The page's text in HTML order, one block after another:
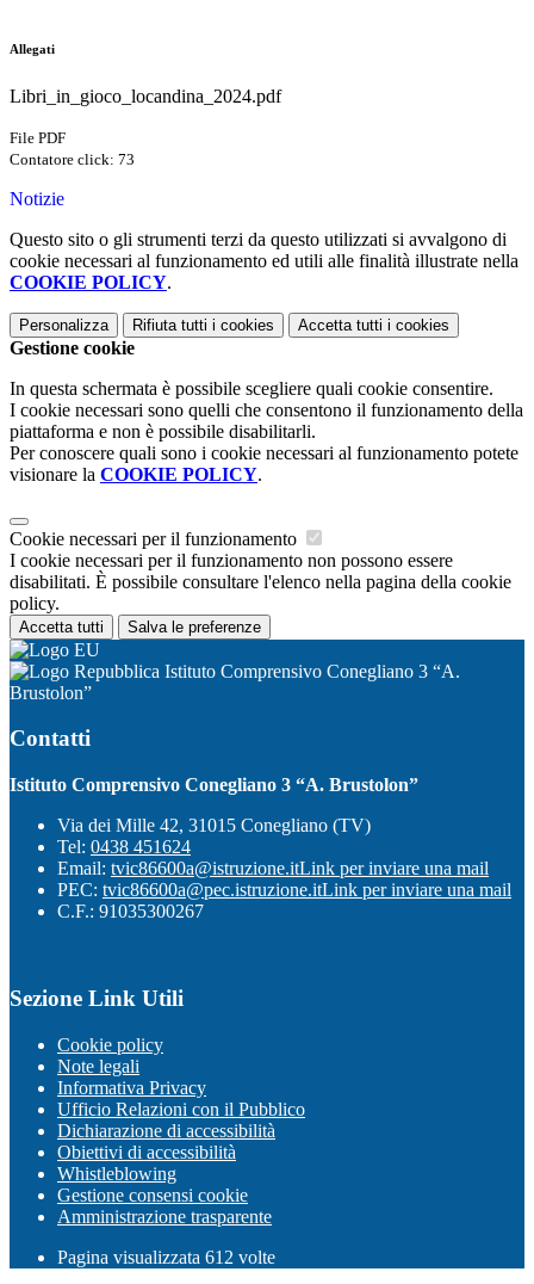
Allegati
Libri_in_gioco_locandina_2024.pdf
File PDF
Contatore click: 73
Notizie
Questo sito o gli strumenti terzi da questo utilizzati si avvalgono di
cookie necessari al funzionamento ed utili alle finalità illustrate nella
COOKIE POLICY.
Personalizza Rifiuta tutti i cookies Accetta tutti i cookies
Gestione cookie
In questa schermata è possibile scegliere quali cookie consentire.
I cookie necessari sono quelli che consentono il funzionamento della
piattaforma e non è possibile disabilitarli.
Per conoscere quali sono i cookie necessari al funzionamento potete
visionare la COOKIE POLICY.
Cookie necessari per il funzionamento
I cookie necessari per il funzionamento non possono essere
disabilitati. È possibile consultare l'elenco nella pagina della cookie
policy.
Accetta tutti Salva le preferenze
Istituto Comprensivo Conegliano 3 “A.
Brustolon”
Contatti
Istituto Comprensivo Conegliano 3 “A. Brustolon”
Via dei Mille 42, 31015 Conegliano (TV)
Tel: 0438 451624
Email: tvic86600a@istruzione.itLink per inviare una mail
PEC: tvic86600a@pec.istruzione.itLink per inviare una mail
C.F.: 91035300267
Sezione Link Utili
Cookie policy
Note legali
Informativa Privacy
Ufficio Relazioni con il Pubblico
Dichiarazione di accessibilità
Obiettivi di accessibilità
Whistleblowing
Gestione consensi cookie
Amministrazione trasparente
Pagina visualizzata 612 volte